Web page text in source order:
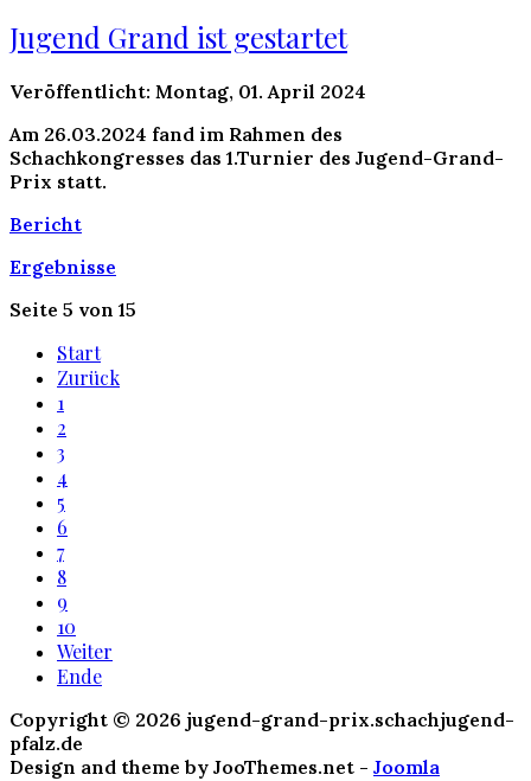
Jugend Grand ist gestartet
Veröffentlicht: Montag, 01. April 2024
Am 26.03.2024 fand im Rahmen des
Schachkongresses das 1.Turnier des Jugend-Grand-
Prix statt.
Bericht
Ergebnisse
Seite 5 von 15
Start
Zurück
1
2
3
4
5
6
7
8
9
10
Weiter
Ende
Copyright © 2026 jugend-grand-prix.schachjugend-
pfalz.de
Design and theme by JooThemes.net - Joomla